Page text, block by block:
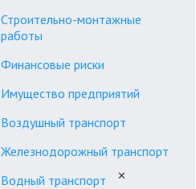
Строительно-монтажные
работы
Финансовые риски
Имущество предприятий
Воздушный транспорт
Железнодорожный транспорт
Водный транспорт
✕